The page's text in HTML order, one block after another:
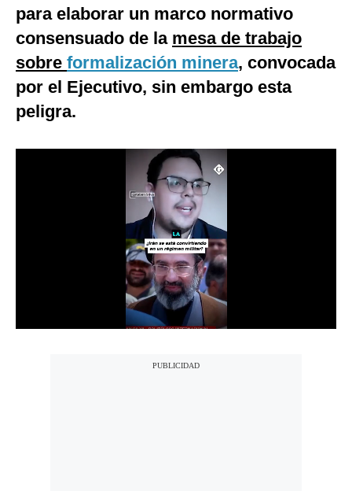
España
Tecnología
Club del Suscriptor
Mix
para elaborar un marco normativo
consensuado de la mesa de trabajo
sobre formalización minera, convocada
por el Ejecutivo, sin embargo esta
peligra.